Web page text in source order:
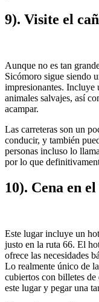
9). Visite el
Aunque no es tan
Sicómoro sigue siendo
impresionantes. Incluye
animales salvajes, así
acampar.
Las carreteras son un
conducir, y también
personas incluso lo
por lo que
10). Cena en
Este lugar incluye un
justo en la ruta 66. El
ofrece las necesidades
Lo realmente único de
cubiertos con billetes de
este lugar y pegar una